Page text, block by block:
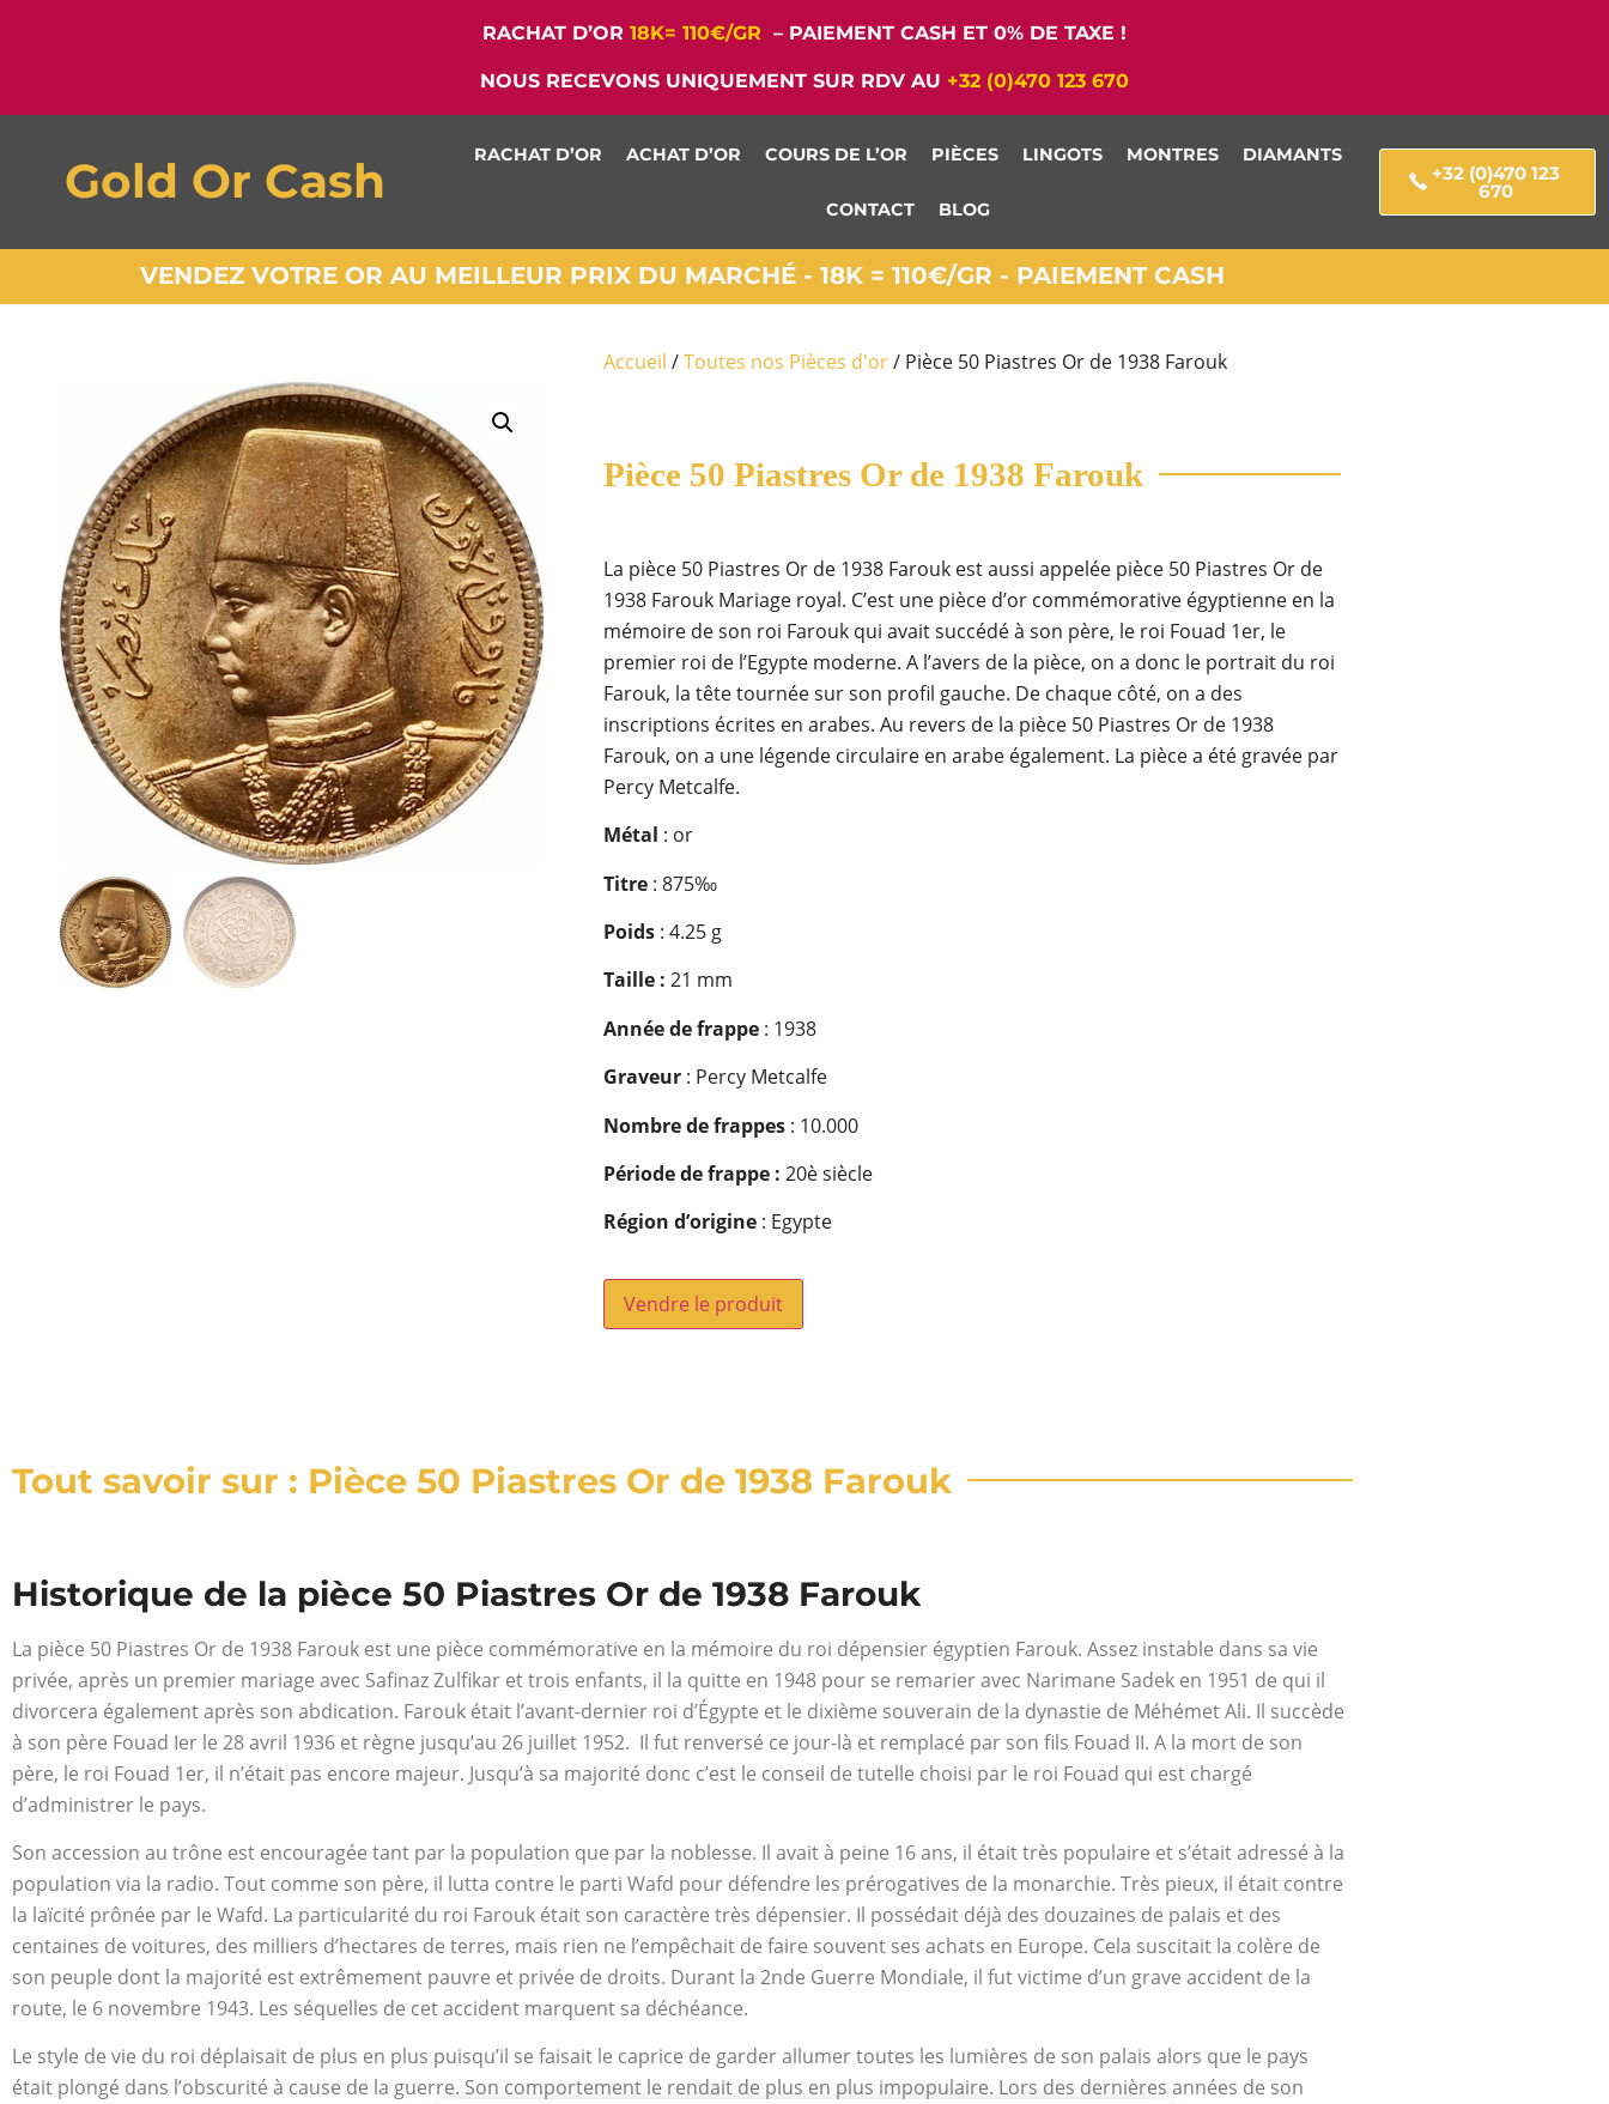
RACHAT D’OR 18K= 110€/GR – PAIEMENT CASH ET 0% DE TAXE !
NOUS RECEVONS UNIQUEMENT SUR RDV AU +32 (0)470 123 670
Gold Or Cash RACHAT D’OR ACHAT D’OR COURS DE L’OR PIÈCES LINGOTS MONTRES DIAMANTS
CONTACT BLOG
+32 (0)470 123
670
VENDEZ VOTRE OR AU MEILLEUR PRIX DU MARCHÉ - 18K = 110€/GR - PAIEMENT CASH
Accueil /Toutes nos Pièces d'or/ Pièce 50 Piastres Or de 1938 Farouk
Pièce 50 Piastres Or de 1938 Farouk
La pièce 50 Piastres Or de 1938 Farouk est aussi appelée pièce 50 Piastres Or de
1938 Farouk Mariage royal. C’est une pièce d’or commémorative égyptienne en la
mémoire de son roi Farouk qui avait succédé à son père, le roi Fouad 1er, le
premier roi de l’Egypte moderne. A l’avers de la pièce, on a donc le portrait du roi
Farouk, la tête tournée sur son profil gauche. De chaque côté, on a des
inscriptions écrites en arabes. Au revers de la pièce 50 Piastres Or de 1938
Farouk, on a une légende circulaire en arabe également. La pièce a été gravée par
Percy Metcalfe.
Métal : or
Titre: 875‰
Poids : 4.25 g
Taille : 21 mm
Année de frappe: 1938
Graveur : Percy Metcalfe
Nombre de frappes: 10.000
Période de frappe : 20è siècle
Région d’origine: Egypte
Vendre le produit
Tout savoir sur : Pièce 50 Piastres Or de 1938 Farouk
Historique de la pièce 50 Piastres Or de 1938 Farouk
La pièce 50 Piastres Or de 1938 Farouk est une pièce commémorative en la mémoire du roi dépensier égyptien Farouk. Assez instable dans sa vie
privée, après un premier mariage avec Safinaz Zulfikar et trois enfants, il la quitte en 1948 pour se remarier avec Narimane Sadek en 1951 de qui il
divorcera également après son abdication. Farouk était l’avant-dernier roi d’Égypte et le dixième souverain de la dynastie de Méhémet Ali. Il succède
à son père Fouad Ier le 28 avril 1936 et règne jusqu’au 26 juillet 1952. Il fut renversé ce jour-là et remplacé par son fils Fouad II. A la mort de son
père, le roi Fouad 1er, il n’était pas encore majeur. Jusqu’à sa majorité donc c’est le conseil de tutelle choisi par le roi Fouad qui est chargé
d’administrer le pays.
Son accession au trône est encouragée tant par la population que par la noblesse. Il avait à peine 16 ans, il était très populaire et s’était adressé à la
population via la radio. Tout comme son père, il lutta contre le parti Wafd pour défendre les prérogatives de la monarchie. Très pieux, il était contre
la laïcité prônée par le Wafd. La particularité du roi Farouk était son caractère très dépensier. Il possédait déjà des douzaines de palais et des
centaines de voitures, des milliers d’hectares de terres, mais rien ne l’empêchait de faire souvent ses achats en Europe. Cela suscitait la colère de
son peuple dont la majorité est extrêmement pauvre et privée de droits. Durant la 2nde Guerre Mondiale, il fut victime d’un grave accident de la
route, le 6 novembre 1943. Les séquelles de cet accident marquent sa déchéance.
Le style de vie du roi déplaisait de plus en plus puisqu’il se faisait le caprice de garder allumer toutes les lumières de son palais alors que le pays
était plongé dans l’obscurité à cause de la guerre. Son comportement le rendait de plus en plus impopulaire. Lors des dernières années de son